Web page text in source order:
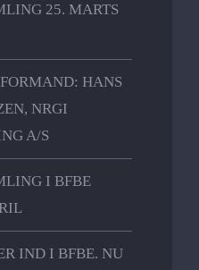
25. MARTS
HANS
NRGI
A/S
I BFBE
IND I BFBE. NU